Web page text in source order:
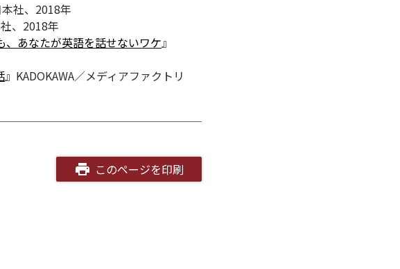
社、2018年
、2018年
、あなたが英語を話せないワケ』
』KADOKAWA／メディアファクトリ
このページを印刷